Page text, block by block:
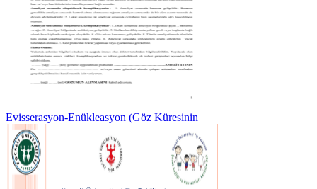
Evisserasyon-Enükleasyon (Göz Küresinin